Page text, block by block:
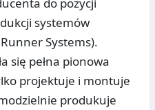
do pozycji
systemów
Systems).
się pełna pionowa
projektuje i montuje
produkuje